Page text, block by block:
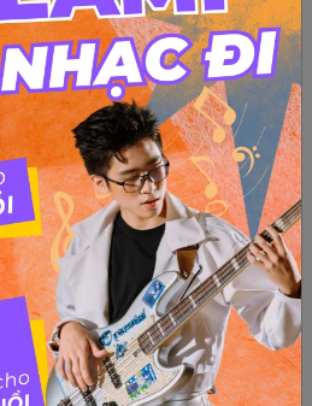
trên guitar
guitar Những bạn đang học guitar
thanh trong và thanh được tạo ra
này không rõ ràng và phát tiếng
phím đàn nhưng nó lại là...